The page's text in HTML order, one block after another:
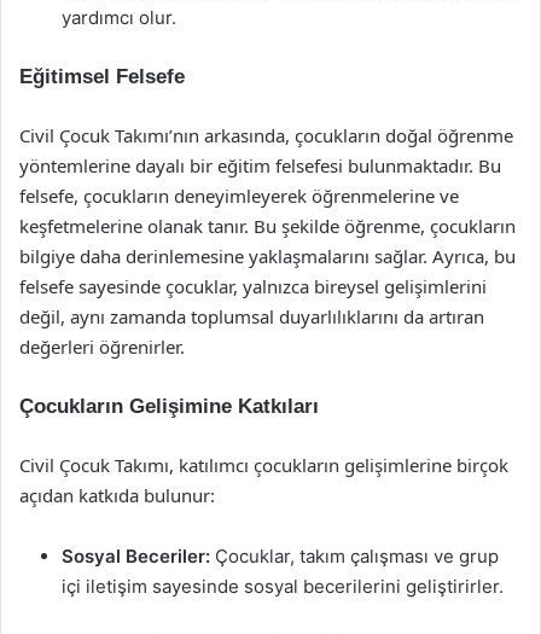
yardımcı olur.
Eğitimsel Felsefe
Civil Çocuk Takımı’nın arkasında, çocukların doğal öğrenme
yöntemlerine dayalı bir eğitim felsefesi bulunmaktadır. Bu
felsefe, çocukların deneyimleyerek öğrenmelerine ve
keşfetmelerine olanak tanır. Bu şekilde öğrenme, çocukların
bilgiye daha derinlemesine yaklaşmalarını sağlar. Ayrıca, bu
felsefe sayesinde çocuklar, yalnızca bireysel gelişimlerini
değil, aynı zamanda toplumsal duyarlılıklarını da artıran
değerleri öğrenirler.
Çocukların Gelişimine Katkıları
Civil Çocuk Takımı, katılımcı çocukların gelişimlerine birçok
açıdan katkıda bulunur:
Sosyal Beceriler: Çocuklar, takım çalışması ve grup
içi iletişim sayesinde sosyal becerilerini geliştirirler.